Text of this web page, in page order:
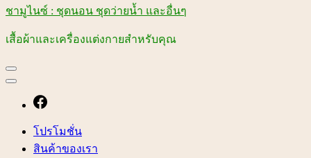
ชามูไนซ์ : ชุดนอน ชุดว่ายน้ำ และอื่นๆ
เสื้อผ้าและเครื่องแต่งกายสำหรับคุณ
โปรโมชั่น
สินค้าของเรา